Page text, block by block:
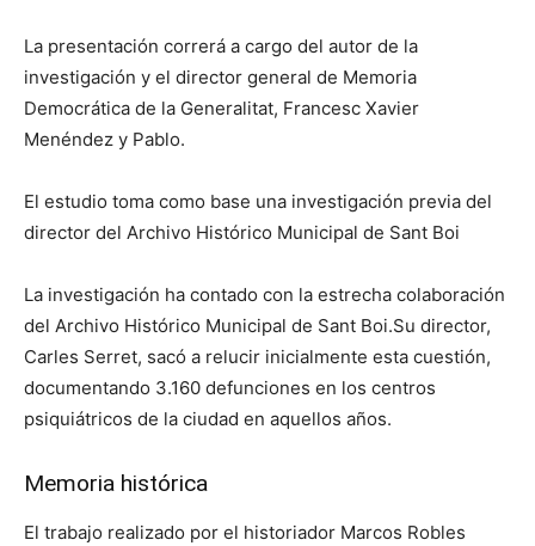
La presentación correrá a cargo del autor de la
investigación y el director general de Memoria
Democrática de la Generalitat, Francesc Xavier
Menéndez y Pablo.
El estudio toma como base una investigación previa del
director del Archivo Histórico Municipal de Sant Boi
La investigación ha contado con la estrecha colaboración
del Archivo Histórico Municipal de Sant Boi.Su director,
Carles Serret, sacó a relucir inicialmente esta cuestión,
documentando 3.160 defunciones en los centros
psiquiátricos de la ciudad en aquellos años.
Memoria histórica
El trabajo realizado por el historiador Marcos Robles